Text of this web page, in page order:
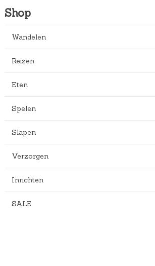
Shop
Wandelen
Reizen
Eten
Spelen
Slapen
Verzorgen
Inrichten
SALE